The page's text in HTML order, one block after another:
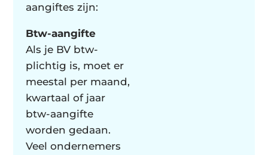
aangiftes zijn:
Btw-aangifte
Als je BV btw-
plichtig is, moet er
meestal per maand,
kwartaal of jaar
btw-aangifte
worden gedaan.
Veel ondernemers